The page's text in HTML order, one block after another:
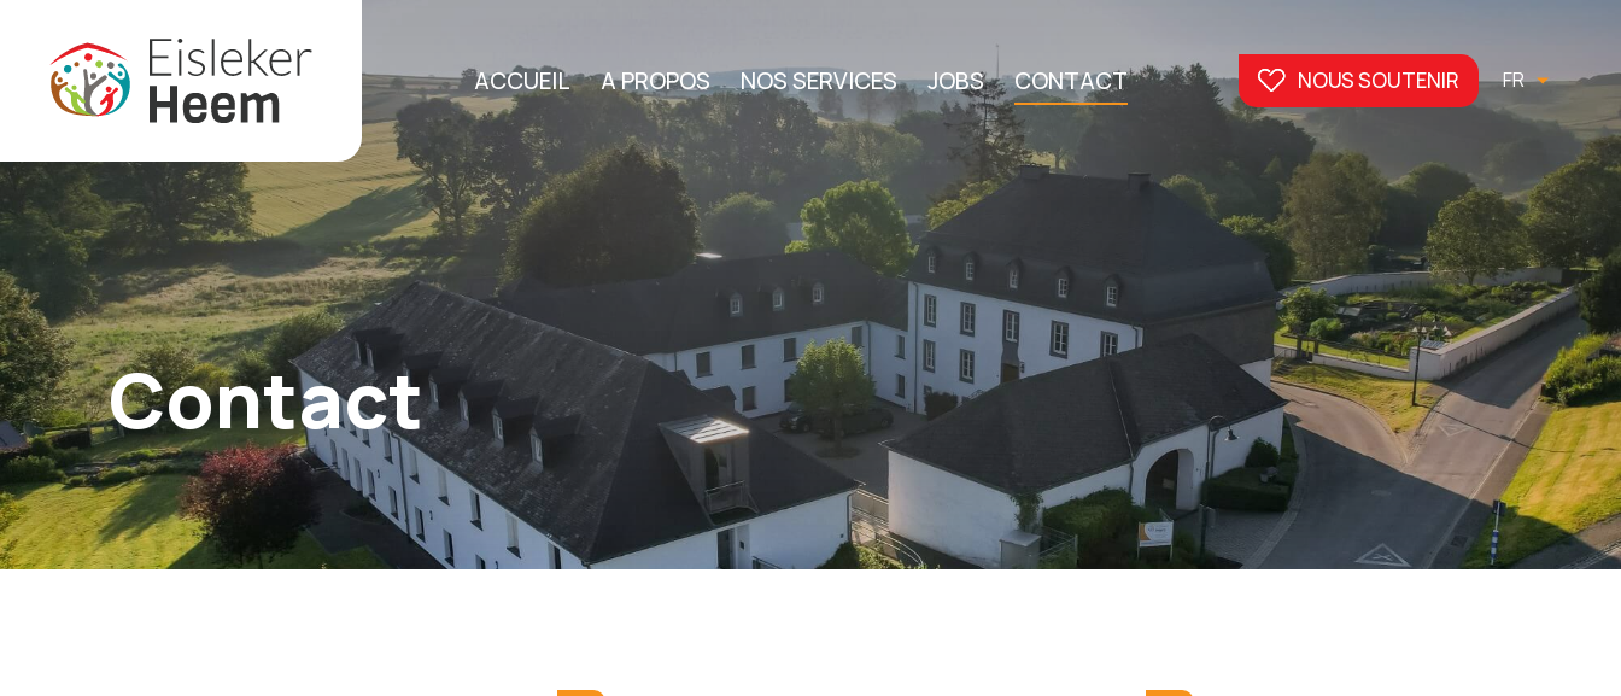
ACCUEIL A PROPOS NOS SERVICES JOBS CONTACT NOUS SOUTENIR
FR
DE
Contact